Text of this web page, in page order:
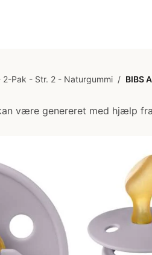
2-Pak - Str. 2 - Naturgummi / BIBS
være genereret med hjælp